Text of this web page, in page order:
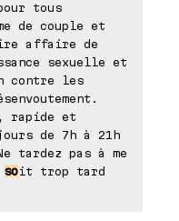
tous
de couple et
affaire de
sexuelle et
contre les
rapide et
de 7h à 21h
tardez pas à me
soit trop tard